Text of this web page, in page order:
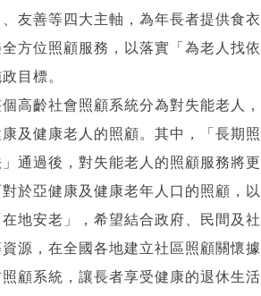
、友善等四大主軸，為年長者提供食
方位照顧服務，以落實「為老人找
目標。
高齡社會照顧系統分為對失能老人
及健康老人的照顧。其中，「長期
通過後，對失能老人的照顧服務將更
於亞健康及健康老年人口的照顧，
在地安老」，希望結合政府、民間及
源，在全國各地建立社區照顧關懷
照顧系統，讓長者享受健康的退休生